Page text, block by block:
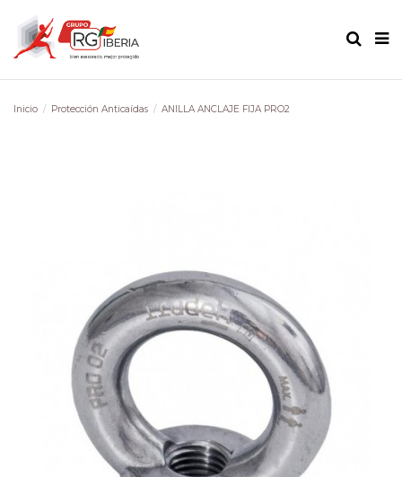
Inicio Protección Anticaídas ANILLA ANCLAJE FIJA PRO2